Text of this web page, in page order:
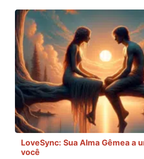
LoveSync: Sua Alma Gêmea a
você